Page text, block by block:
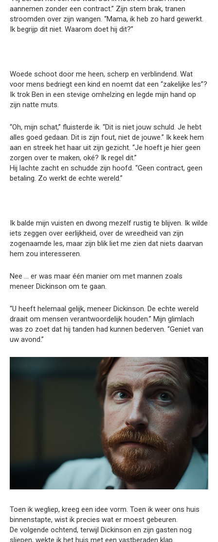
aannemen zonder een contract.” Zijn stem brak, tranen
stroomden over zijn wangen. “Mama, ik heb zo hard gewerkt.
Ik begrijp dit niet. Waarom doet hij dit?”
Woede schoot door me heen, scherp en verblindend. Wat
voor mens bedriegt een kind en noemt dat een “zakelijke les”?
Ik trok Ben in een stevige omhelzing en legde mijn hand op
zijn natte muts.
“Oh, mijn schat,” fluisterde ik. “Dit is niet jouw schuld. Je hebt
alles goed gedaan. Dit is zijn fout, niet de jouwe.” Ik keek hem
aan en streek het haar uit zijn gezicht. “Je hoeft je hier geen
zorgen over te maken, oké? Ik regel dit.”
Hij lachte zacht en schudde zijn hoofd. “Geen contract, geen
betaling. Zo werkt de echte wereld.”
Ik balde mijn vuisten en dwong mezelf rustig te blijven. Ik wilde
iets zeggen over eerlijkheid, over de wreedheid van zijn
zogenaamde les, maar zijn blik liet me zien dat niets daarvan
hem zou interesseren.
Nee … er was maar één manier om met mannen zoals
meneer Dickinson om te gaan.
“U heeft helemaal gelijk, meneer Dickinson. De echte wereld
draait om mensen verantwoordelijk houden.” Mijn glimlach
was zo zoet dat hij tanden had kunnen bederven. “Geniet van
uw avond.”
Toen ik wegliep, kreeg een idee vorm. Toen ik weer ons huis
binnenstapte, wist ik precies wat er moest gebeuren.
De volgende ochtend, terwijl Dickinson en zijn gasten nog
sliepen, wekte ik het huis met een vastberaden klap.